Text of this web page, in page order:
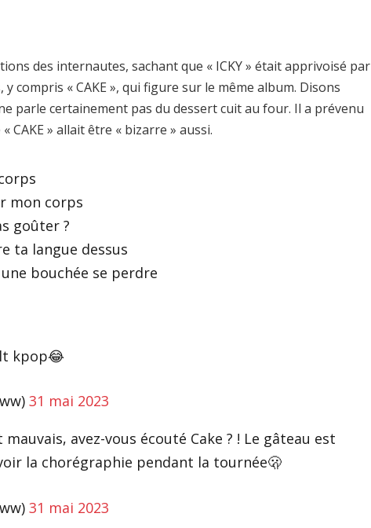
des internautes, sachant que « ICKY » était apprivoisé par
compris « CAKE », qui figure sur le même album. Disons
parle certainement pas du dessert cuit au four. Il a prévenu
CAKE » allait être « bizarre » aussi.
mon corps
goûter ?
ta langue dessus
bouchée se perdre
kpop😂
31 mai 2023
mauvais, avez-vous écouté Cake ? ! Le gâteau est
la chorégraphie pendant la tournée🫢
31 mai 2023